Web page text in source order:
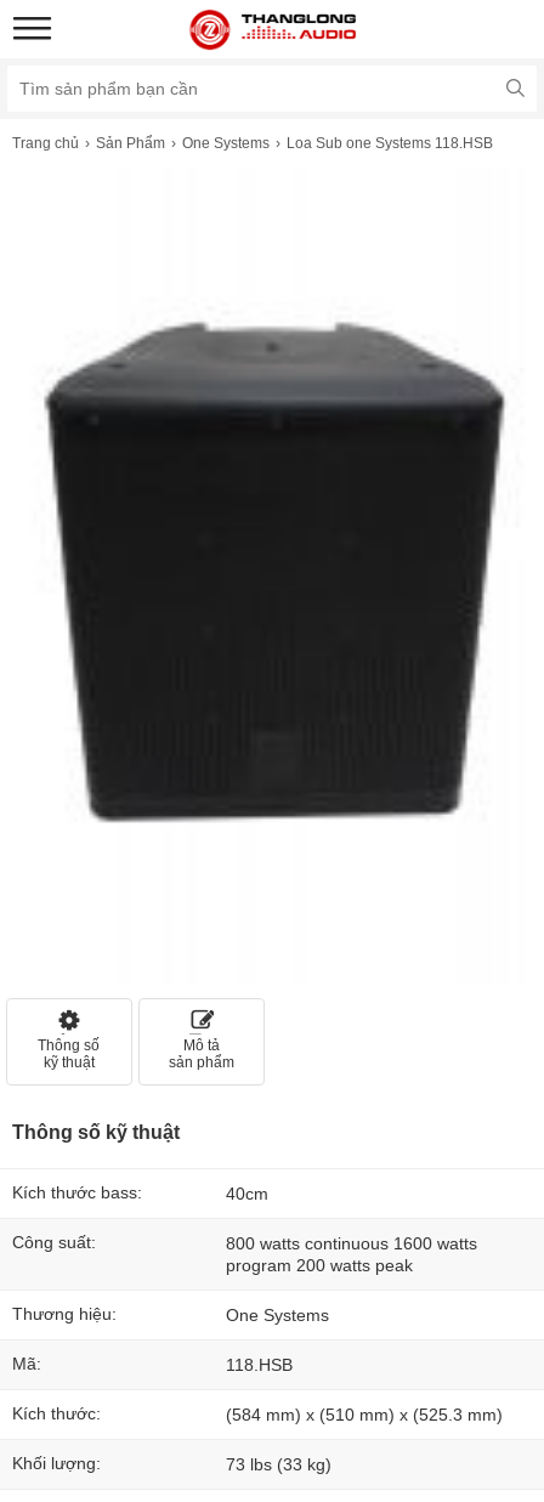
Trang chủ Sản Phẩm One Systems Loa Sub one Systems 118.HSB
Thông số
kỹ thuật
Mô tả
sản phẩm
Thông số kỹ thuật
Kích thước bass: 40cm
Công suất:
800 watts continuous 1600 watts
program 200 watts peak
Thương hiệu: One Systems
Mã: 118.HSB
Kích thước: (584 mm) x (510 mm) x (525.3 mm)
Khối lượng: 73 lbs (33 kg)